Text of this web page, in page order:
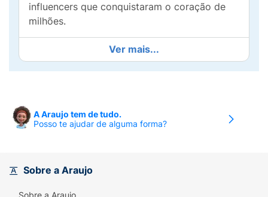
influencers que conquistaram o coração de
milhões.
Cada página é uma nova jornada, repleta de
momentos emocionantes e mensagens
positivas que inspiram a amizade, a
peça chave que enriquecerá qualquer estante.
o seu e faça parte dessa aventura
Ver mais...
A Araujo tem de tudo.
Posso te ajudar de alguma forma?
Sobre a Araujo
Sobre a Araujo